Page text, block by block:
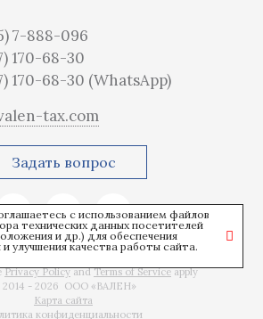
7-888-096
170-68-30
170-68-30 (WhatsApp)
tax.com
Задать вопрос
Privacy PolicyandTerms of Serviceapply
- 2026 ООО «ВАЛЕН»
Карта сайта
конфиденциальности
с использованием файлов
технических данных посетителей
и др.) для обеспечения
улучшения качества работы сайта.